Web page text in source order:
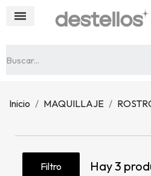
Inicio MAQUILLAJE
Hay 3
Filtro